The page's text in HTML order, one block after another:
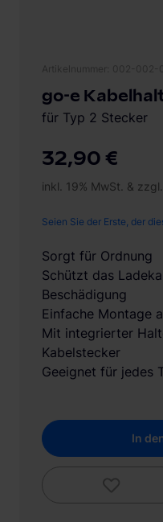
32,90 €
inkl. 19% MwSt. & zzgl.
Seien Sie der Erste, der
Sorgt für Ordnung
Schützt das
Beschädigung
Einfache Montage
Mit integrierter
Kabelstecker
Geeignet für jedes
In
go-e
für Typ 2 Stecker